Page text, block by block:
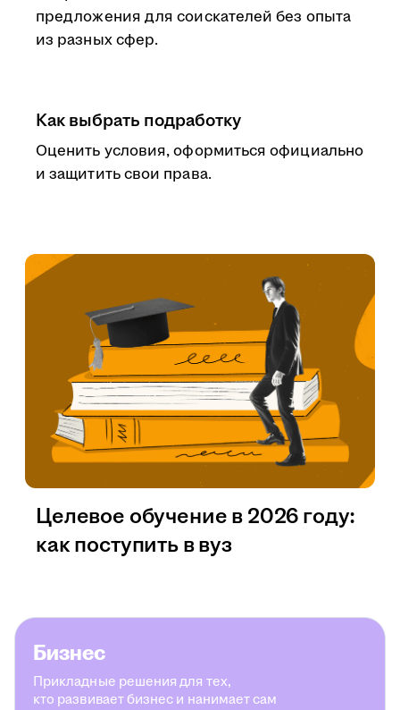
предложения для соискателей без опыта
из разных сфер.
Как выбрать подработку
Оценить условия, оформиться официально
и защитить свои права.
Целевое обучение в 2026 году:
как поступить в вуз
Бизнес
Прикладные решения для тех,
кто развивает бизнес и нанимает сам